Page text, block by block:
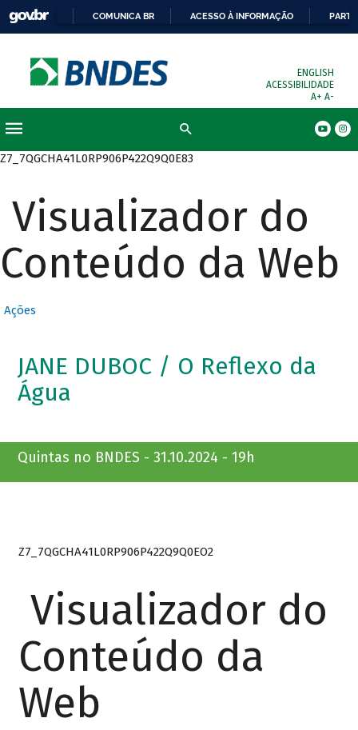
COMUNICA BR ACESSO À INFORMAÇÃO
ENGLISH
ACESSIBILIDADE
A+ A-
Z7_7QGCHA41L0RP906P422Q9Q0E83
Visualizador do
Conteúdo da Web
Ações
JANE DUBOC / O Reflexo da
Água
Quintas no BNDES - 31.10.2024 - 19h
Z7_7QGCHA41L0RP906P422Q9Q0EO2
Visualizador do
Conteúdo da
Web